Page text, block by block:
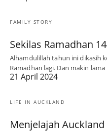
FAMILY STORY
Sekilas Ramadhan
Alhamdulillah tahun ini dikasih
Ramadhan lagi. Dan makin
21 April 2024
LIFE IN AUCKLAND
Menjelajah